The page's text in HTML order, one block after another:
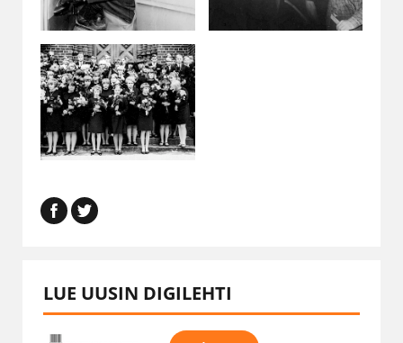
LUE UUSIN DIGILEHTI